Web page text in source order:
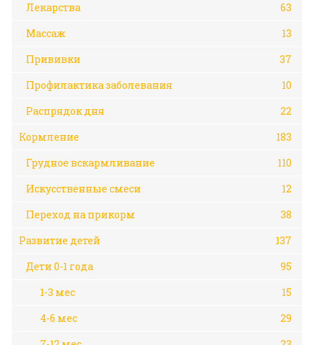
Лекарства
63
Массаж
13
Прививки
37
Профилактика заболевания
10
Распрядок дня
22
Кормление
183
Грудное вскармливание
110
Искусственные смеси
12
Переход на прикорм
38
Развитие детей
137
Дети 0-1 года
95
1-3 мес
15
4-6 мес
29